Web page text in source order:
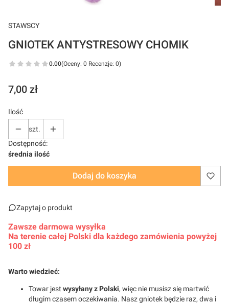
STAWSCY
GNIOTEK ANTYSTRESOWY CHOMIK
0.00(Oceny: 0 Recenzje: 0)
Cena
7,00 zł
Ilość
szt.
Dostępność:
średnia ilość
Dodaj do koszyka
Zapytaj o produkt
Zawsze darmowa wysyłka
Na terenie całej Polski dla każdego zamówienia powyżej
100 zł
Warto wiedzieć:
Towar jest wysyłany z Polski, więc nie musisz się martwić
długim czasem oczekiwania. Nasz gniotek będzie raz, dwa i